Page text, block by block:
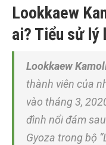
Lookkaew
ai? Tiểu sử
Lookkaew
thành viên của
vào tháng 3,
đình nổi đám
Gyoza trong bộ